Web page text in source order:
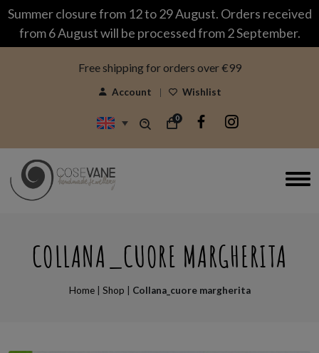
Summer closure from 12 to 29 August. Orders received
from 6 August will be processed from 2 September.
Free shipping for orders over €99
Account Wishlist
0
COLLANA_CUORE MARGHERITA
Home| Shop | Collana_cuore margherita